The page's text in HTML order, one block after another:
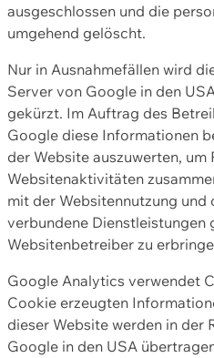
ausgeschlossen und die
umgehend gelöscht.
Nur in Ausnahmefällen wird
Server von Google in den
gekürzt. Im Auftrag des
Google diese Informationen
der Website auszuwerten, um
Websitenaktivitäten
mit der Websitennutzung und
verbundene Dienstleistungen
Websitenbetreiber zu
Google Analytics verwendet
Cookie erzeugten
dieser Website werden in der
Google in den USA